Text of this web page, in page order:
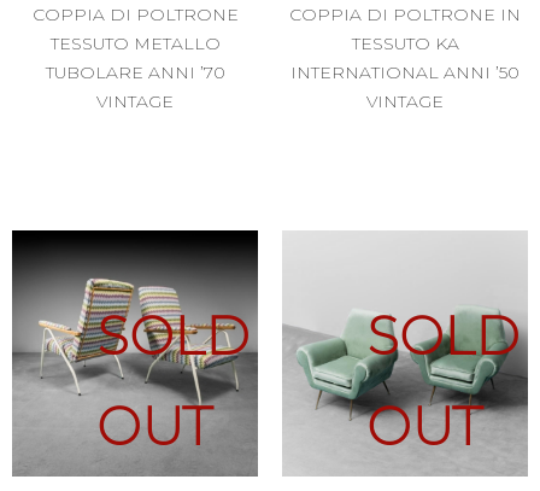
COPPIA DI POLTRONE
TESSUTO METALLO
TUBOLARE ANNI ’70
VINTAGE
COPPIA DI POLTRONE IN
TESSUTO KA
INTERNATIONAL ANNI ’50
VINTAGE
SOLD
OUT
SOLD
OUT